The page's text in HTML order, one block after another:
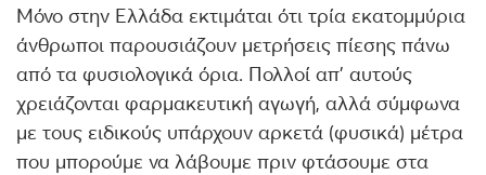
Μόνο στην Ελλάδα εκτιμάται ότι τρία εκατομμύρια
άνθρωποι παρουσιάζουν μετρήσεις πίεσης πάνω
από τα φυσιολογικά όρια. Πολλοί απ’ αυτούς
χρειάζονται φαρμακευτική αγωγή, αλλά σύμφωνα
με τους ειδικούς υπάρχουν αρκετά (φυσικά) μέτρα
που μπορούμε να λάβουμε πριν φτάσουμε στα